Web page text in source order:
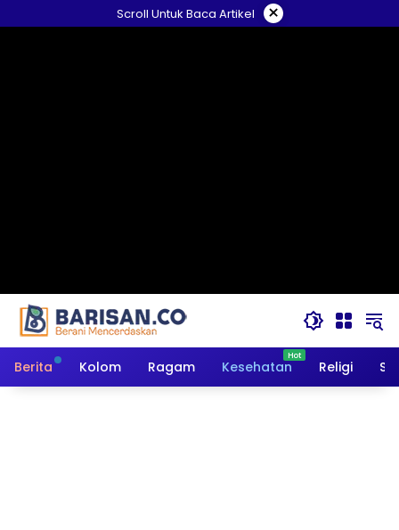
ke
Scroll Untuk Baca Artikel ×
Berita Kolom Ragam Kesehatan Religi